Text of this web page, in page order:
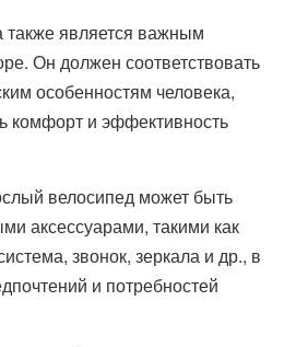
также является важным
Он должен соответствовать
особенностям человека,
комфорт и эффективность
велосипед может быть
аксессуарами, такими как
звонок, зеркала и др., в
и потребностей